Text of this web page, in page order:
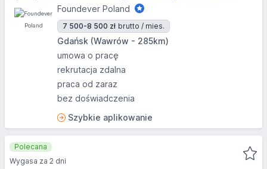
Foundever Poland
7 500-8 500 zł brutto / mies.
Gdańsk (Wawrów - 285km)
umowa o pracę
rekrutacja zdalna
praca od zaraz
bez doświadczenia
Szybkie aplikowanie
Polecana
Wygasa za 2 dni